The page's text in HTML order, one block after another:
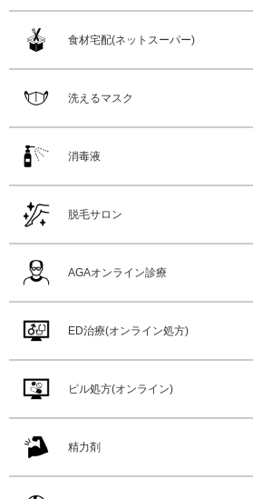
食材宅配(ネットスーパー)
洗えるマスク
消毒液
脱毛サロン
AGAオンライン診療
ED治療(オンライン処方)
ピル処方(オンライン)
精力剤